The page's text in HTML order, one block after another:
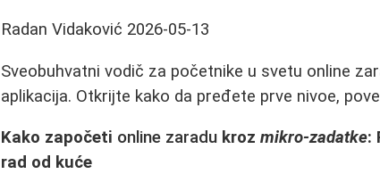
Radan Vidaković 2026-05-13
Sveobuhvatni vodič za početnike u svetu online
aplikacija. Otkrijte kako da pređete prve nivoe,
Kako započeti online zaradu krozmikro-zadatke:
rad od kuće